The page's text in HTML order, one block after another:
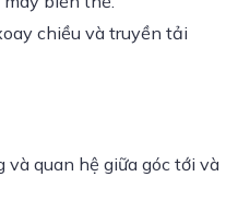
chiều và truyền tải
quan hệ giữa góc tới và